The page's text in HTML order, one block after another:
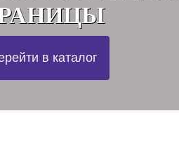
в каталог